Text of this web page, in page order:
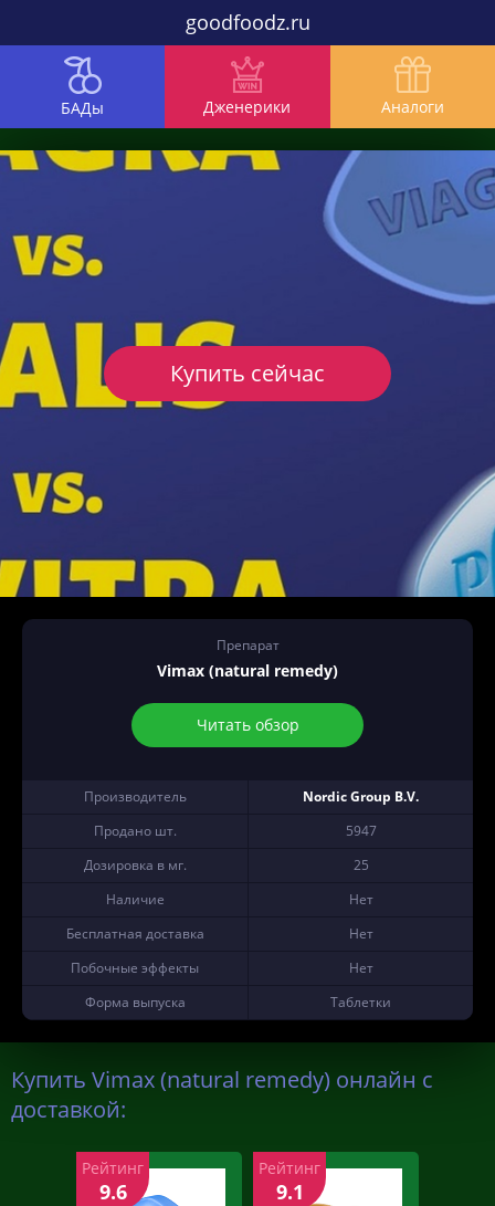
goodfoodz.ru
БАДы Дженерики Аналоги
Препарат
Vimax (natural remedy)
Читать обзор
Производитель
Nordic Group B.V.
Продано шт.
5947
Дозировка в мг.
25
Наличие
Нет
Бесплатная доставка
Нет
Побочные эффекты
Нет
Форма выпуска
Таблетки
Купить сейчас
Купить Vimax (natural remedy) онлайн с
доставкой:
Рейтинг
9.6
Рейтинг
9.1